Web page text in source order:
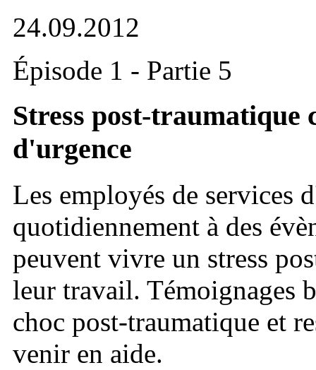
24.09.2012
Épisode 1 - Partie 5
Stress post-traumatique
d'urgence
Les employés de services
quotidiennement à des
peuvent vivre un stress
leur travail. Témoignages
choc post-traumatique et
venir en aide.